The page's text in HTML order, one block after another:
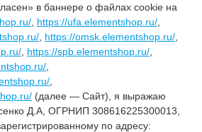
в баннере о файлах cookie на
https://ufa.elementshop.ru/
https://omsk.elementshop.ru/
https://spb.elementshop.ru/
(далее — Сайт), я выражаю
Д.А, ОГРНИП 308616225300013,
по адресу: